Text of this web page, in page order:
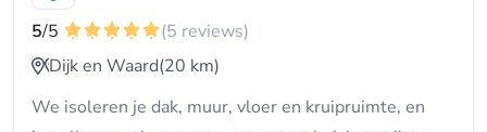
5/5
(5 reviews)
Dijk en Waard(20 km)
We isoleren je dak, muur, vloer en kruipruimte, en